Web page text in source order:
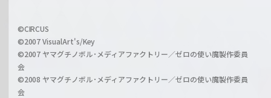
a
r
z
i
l
©CIRCUS
©2007 VisualArt's/Key
©2007 ヤマグチノボル･メディアファクトリー／ゼロの使い魔製作委員
会
©2008 ヤマグチノボル･メディアファクトリー／ゼロの使い魔製作委員
会